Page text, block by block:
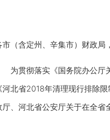
市（含定州、辛集市）财政局
为贯彻落实《国务院办公厅关
河北省2018年清理现行排除
厅、河北省公安厅关于在全省